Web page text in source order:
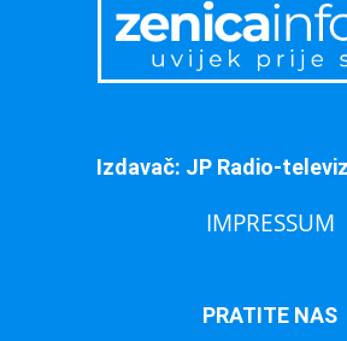
Izdavač: JP Radio-
IMPRESSUM
PRATITE NAS